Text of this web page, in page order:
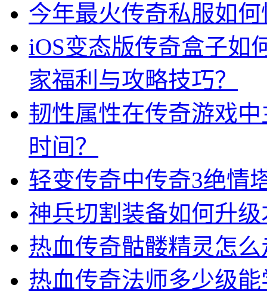
今年最火传奇私服如
iOS变态版传奇盒子如
家福利与攻略技巧？
韧性属性在传奇游戏
时间？
轻变传奇中传奇3绝情
神兵切割装备如何升
热血传奇骷髅精灵怎
热血传奇法师多少级